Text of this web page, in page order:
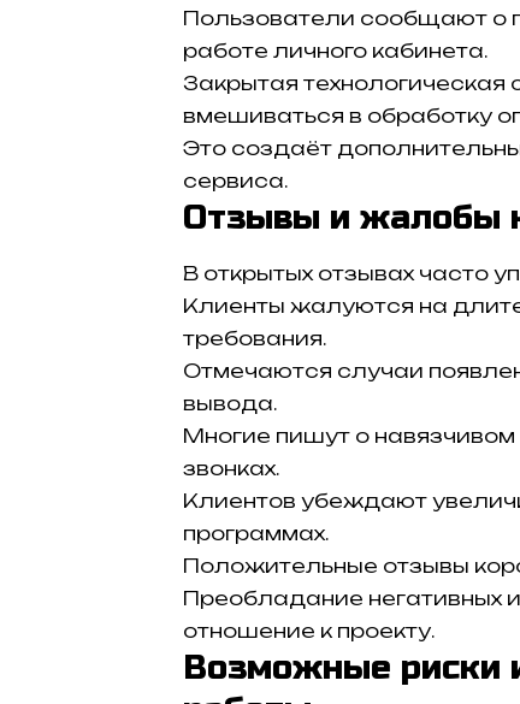
Пользователи сообщают о
работе личного кабинета.
Закрытая технологическая
вмешиваться в обработку
Это создаёт
сервиса.
Отзывы и жалобы
В открытых отзывах часто
Клиенты жалуются на
требования.
Отмечаются случаи
вывода.
Многие пишут о
звонках.
Клиентов убеждают
программах.
Положительные отзывы
Преобладание негативных
отношение к проекту.
Возможные риски